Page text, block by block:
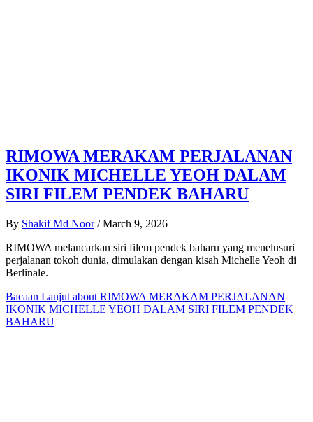
RIMOWA MERAKAM PERJALANAN
IKONIK MICHELLE YEOH DALAM
SIRI FILEM PENDEK BAHARU
By Shakif Md Noor / March 9, 2026
RIMOWA melancarkan siri filem pendek baharu yang menelusuri
perjalanan tokoh dunia, dimulakan dengan kisah Michelle Yeoh di
Berlinale.
Bacaan Lanjut about RIMOWA MERAKAM PERJALANAN
IKONIK MICHELLE YEOH DALAM SIRI FILEM PENDEK
BAHARU